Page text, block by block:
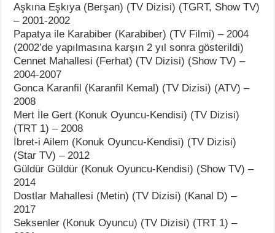
Aşkına Eşkıya (Berşan) (TV Dizisi) (TGRT, Show TV)
– 2001-2002
Papatya ile Karabiber (Karabiber) (TV Filmi) – 2004
(2002’de yapılmasına karşın 2 yıl sonra gösterildi)
Cennet Mahallesi (Ferhat) (TV Dizisi) (Show TV) –
2004-2007
Gonca Karanfil (Karanfil Kemal) (TV Dizisi) (ATV) –
2008
Mert İle Gert (Konuk Oyuncu-Kendisi) (TV Dizisi)
(TRT 1) – 2008
İbret-i Ailem (Konuk Oyuncu-Kendisi) (TV Dizisi)
(Star TV) – 2012
Güldür Güldür (Konuk Oyuncu-Kendisi) (Show TV) –
2014
Dostlar Mahallesi (Metin) (TV Dizisi) (Kanal D) –
2017
Seksenler (Konuk Oyuncu) (TV Dizisi) (TRT 1) –